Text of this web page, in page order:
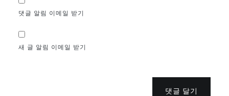
댓글 알림 이메일 받기
새 글 알림 이메일 받기
댓글 달기